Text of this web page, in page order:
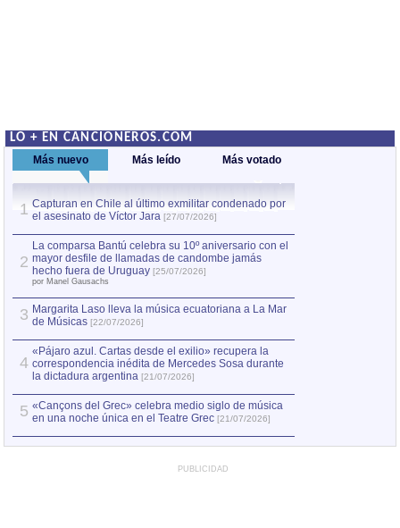
LO + EN CANCIONEROS.COM
Más nuevo Más leído Más votado
1 Capturan en Chile al último exmilitar condenado por
el asesinato de Víctor Jara [27/07/2026]
2
La comparsa Bantú celebra su 10º aniversario con el
mayor desfile de llamadas de candombe jamás
hecho fuera de Uruguay [25/07/2026]
por Manel Gausachs
3 Margarita Laso lleva la música ecuatoriana a La Mar
de Músicas [22/07/2026]
4
«Pájaro azul. Cartas desde el exilio» recupera la
correspondencia inédita de Mercedes Sosa durante
la dictadura argentina [21/07/2026]
5 «Cançons del Grec» celebra medio siglo de música
en una noche única en el Teatre Grec [21/07/2026]
PUBLICIDAD